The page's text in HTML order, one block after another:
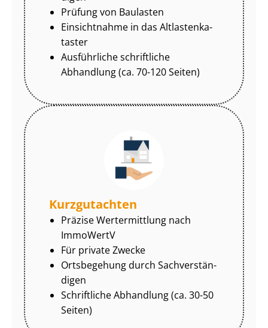
Prüfung von Baulasten
Einsichtnahme in das Alt­las­ten­ka­
tas­ter
Ausführliche schriftliche
Abhandlung (ca. 70-120 Seiten)
Kurzgutachten
Präzise Wertermittlung nach
ImmoWertV
Für private Zwecke
Ortsbegehung durch Sach­ver­stän­
di­gen
Schriftliche Abhandlung (ca. 30-50
Seiten)